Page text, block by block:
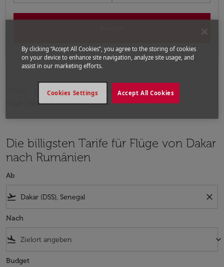
Flüge
Flüge nach Rumänien
Flüge Dakar - Rumänien
Die billigsten Tarife für Flüge von Dakar
nach Rumänien
Ab
flight_takeoff close
Nach
flight_land keyboard_arrow_down
Budget
By clicking “Accept All Cookies”, you agree to the storing of cookies
on your device to enhance site navigation, analyze site usage, and
assist in our marketing efforts.
Accept All Cookies
Cookies Settings